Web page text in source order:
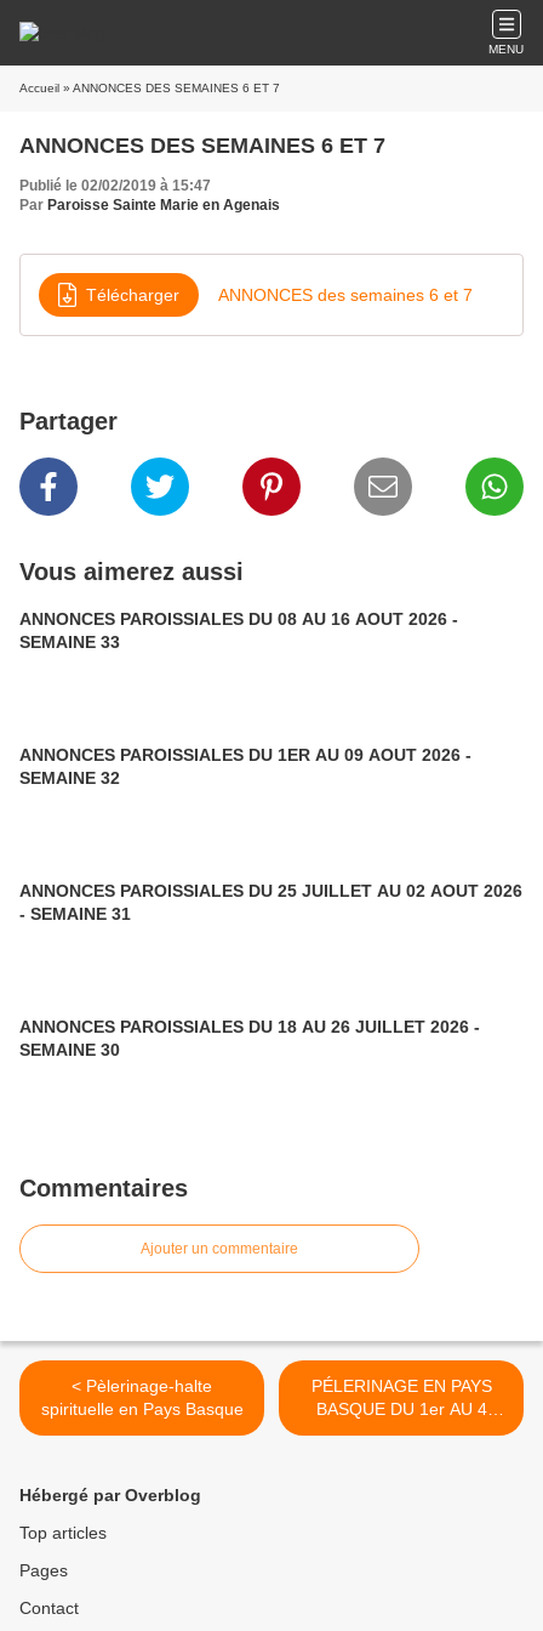
MENU
Accueil » ANNONCES DES SEMAINES 6 ET 7
ANNONCES DES SEMAINES 6 ET 7
Publié le 02/02/2019 à 15:47
Par Paroisse Sainte Marie en Agenais
Télécharger ANNONCES des semaines 6 et 7
Partager
Vous aimerez aussi
ANNONCES PAROISSIALES DU 08 AU 16 AOUT 2026 -
SEMAINE 33
ANNONCES PAROISSIALES DU 1ER AU 09 AOUT 2026 -
SEMAINE 32
ANNONCES PAROISSIALES DU 25 JUILLET AU 02 AOUT 2026
- SEMAINE 31
ANNONCES PAROISSIALES DU 18 AU 26 JUILLET 2026 -
SEMAINE 30
Commentaires
Ajouter un commentaire
< Pèlerinage-halte
spirituelle en Pays Basque
PÉLERINAGE EN PAYS
BASQUE DU 1er AU 4
AVRIL 2019 >
Hébergé par Overblog
Top articles
Pages
Contact